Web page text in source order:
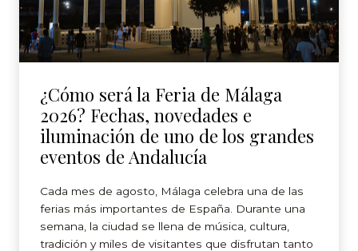
¿Cómo será la Feria de Málaga
2026? Fechas, novedades e
iluminación de uno de los grandes
eventos de Andalucía
Cada mes de agosto, Málaga celebra una de las
ferias más importantes de España. Durante una
semana, la ciudad se llena de música, cultura,
tradición y miles de visitantes que disfrutan tanto